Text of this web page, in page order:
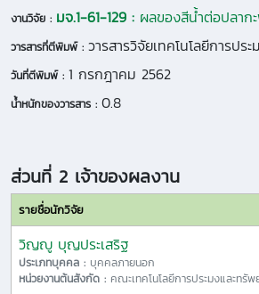
งานวิจัย : มจ.1-61-129 : ผลของสีน้ำต่อปลาก
วารสารที่ตีพิมพ์ : วารสารวิจัยเทคโนโลยีการประ
วันที่ตีพิมพ์ : 1 กรกฎาคม 2562
น้ำหนักของวารสาร : 0.8
ส่วนที่ 2 เจ้าของผลงาน
รายชื่อนักวิจัย
วิญญู บุญประเสริฐ
ประเภทบุคคล : บุคคลภายนอก
หน่วยงานต้นสังกัด : คณะเทคโนโลยีการประมงและทรัพ